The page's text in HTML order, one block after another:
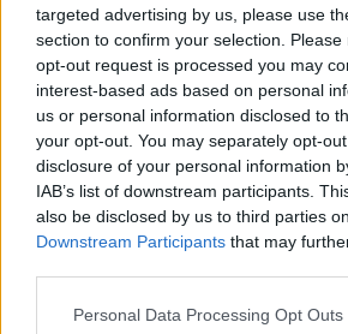
targeted advertising by us, please use
section to confirm your selection.
opt-out request is processed you may
interest-based ads based on personal
us or personal information disclosed to
your opt-out. You may separately opt-
disclosure of your personal information
IAB’s list of downstream participants.
also be disclosed by us to third parties
Downstream Participants that may
Please note that this website/app uses
Personal Data Processing Opt Outs
Frances Fisher és Julianne Moore —A